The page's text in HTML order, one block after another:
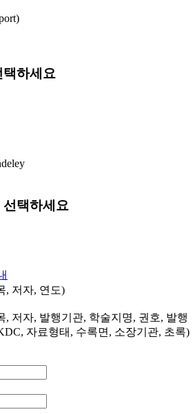
하세요
택하세요
, 저자, 연도)
, 저자, 발행기관, 학술지명, 권호, 발행
자료형태, 수록면, 소장기관, 초록)